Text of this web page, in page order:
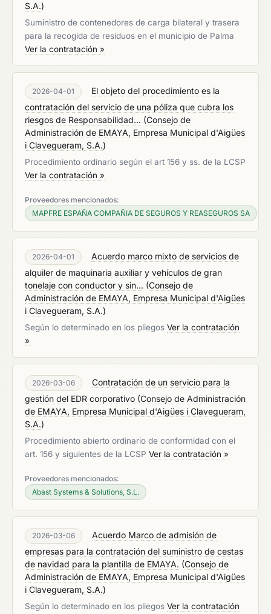
S.A.)
Suministro de contenedores de carga bilateral y trasera
para la recogida de residuos en el municipio de Palma
Ver la contratación »
2026-04-01
El objeto del procedimiento es la
contratación del servicio de una póliza que cubra los
riesgos de Responsabilidad... (Consejo de
Administración de EMAYA, Empresa Municipal d'Aigües
i Clavegueram, S.A.)
Procedimiento ordinario según el art 156 y ss. de la LCSP
Ver la contratación »
Proveedores mencionados:
MAPFRE ESPAÑA COMPAÑIA DE SEGUROS Y REASEGUROS SA
2026-04-01
Acuerdo marco mixto de servicios de
alquiler de maquinaria auxiliar y vehículos de gran
tonelaje con conductor y sin... (Consejo de
Administración de EMAYA, Empresa Municipal d'Aigües
i Clavegueram, S.A.)
Según lo determinado en los pliegos Ver la contratación
»
2026-03-06
Contratación de un servicio para la
gestión del EDR corporativo (Consejo de Administración
de EMAYA, Empresa Municipal d'Aigües i Clavegueram,
S.A.)
Procedimiento abierto ordinario de conformidad con el
art. 156 y siguientes de la LCSP Ver la contratación »
Proveedores mencionados:
Abast Systems & Solutions, S.L.
2026-03-06
Acuerdo Marco de admisión de
empresas para la contratación del suministro de cestas
de navidad para la plantilla de EMAYA. (Consejo de
Administración de EMAYA, Empresa Municipal d'Aigües
i Clavegueram, S.A.)
Según lo determinado en los pliegos Ver la contratación